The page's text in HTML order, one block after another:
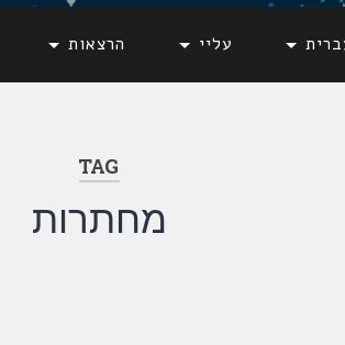
עליי הרצאות
TAG
מחתרות